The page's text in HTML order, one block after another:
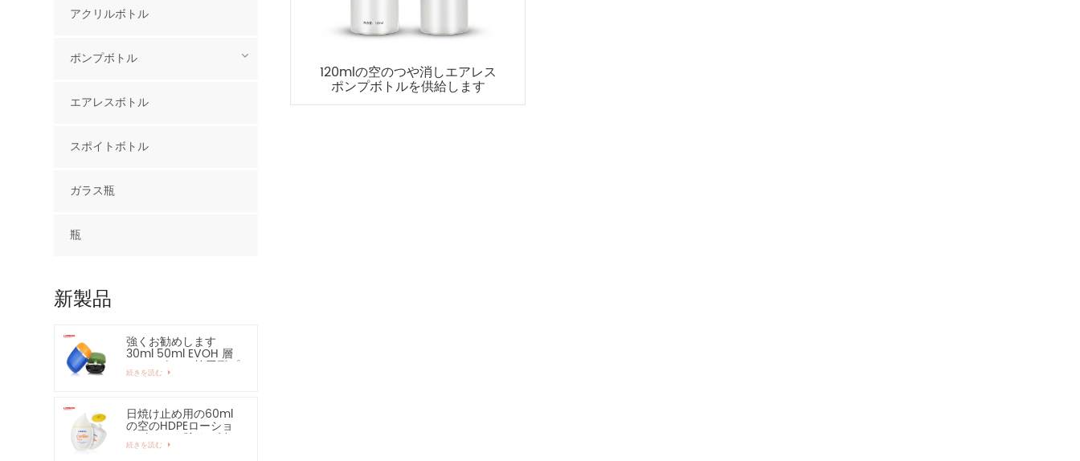
120mlの空のつや消しエアレス
ポンプボトルを供給します
アクリルボトル
ポンプボトル
エアレスボトル
スポイトボトル
ガラス瓶
瓶
新製品
強くお勧めします
30ml 50ml EVOH 層
HDPE ボトル 楕円形プ
ラスチックボトル
続きを読む
日焼け止め用の60ml
の空のHDPEローショ
ンボトル - 強くお勧め
します
続きを読む